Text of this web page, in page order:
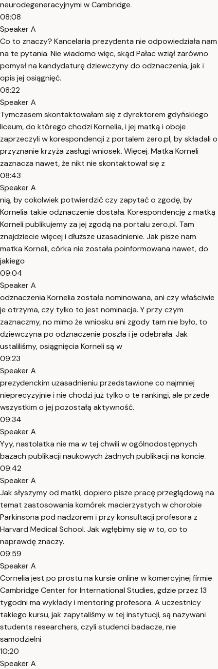
neurodegeneracyjnymi w Cambridge.
08:08
Speaker A
Co to znaczy? Kancelaria prezydenta nie odpowiedziała nam
na te pytania. Nie wiadomo więc, skąd Pałac wziął zarówno
pomysł na kandydaturę dziewczyny do odznaczenia, jak i
opis jej osiągnięć.
08:22
Speaker A
Tymczasem skontaktowałam się z dyrektorem gdyńskiego
liceum, do którego chodzi Kornelia, i jej matką i oboje
zaprzeczyli w korespondencji z portalem zero.pl, by składali o
przyznanie krzyża zasługi wniosek. Więcej. Matka Korneli
zaznacza nawet, że nikt nie skontaktował się z
08:43
Speaker A
nią, by cokolwiek potwierdzić czy zapytać o zgodę, by
Kornelia takie odznaczenie dostała. Korespondencję z matką
Korneli publikujemy za jej zgodą na portalu zero.pl. Tam
znajdziecie więcej i dłuższe uzasadnienie. Jak pisze nam
matka Korneli, córka nie została poinformowana nawet, do
jakiego
09:04
Speaker A
odznaczenia Kornelia została nominowana, ani czy właściwie
je otrzyma, czy tylko to jest nominacja. Y przy czym
zaznaczmy, no mimo że wniosku ani zgody tam nie było, to
dziewczyna po odznaczenie poszła i je odebrała. Jak
ustaliliśmy, osiągnięcia Korneli są w
09:23
Speaker A
prezydenckim uzasadnieniu przedstawione co najmniej
nieprecyzyjnie i nie chodzi już tylko o te rankingi, ale przede
wszystkim o jej pozostałą aktywność.
09:34
Speaker A
Yyy, nastolatka nie ma w tej chwili w ogólnodostępnych
bazach publikacji naukowych żadnych publikacji na koncie.
09:42
Speaker A
Jak słyszymy od matki, dopiero pisze pracę przeglądową na
temat zastosowania komórek macierzystych w chorobie
Parkinsona pod nadzorem i przy konsultacji profesora z
Harvard Medical School. Jak wgłębimy się w to, co to
naprawdę znaczy.
09:59
Speaker A
Cornelia jest po prostu na kursie online w komercyjnej firmie
Cambridge Center for International Studies, gdzie przez 13
tygodni ma wykłady i mentoring profesora. A uczestnicy
takiego kursu, jak zapytaliśmy w tej instytucji, są nazywani
students researchers, czyli studenci badacze, nie
samodzielni
10:20
Speaker A